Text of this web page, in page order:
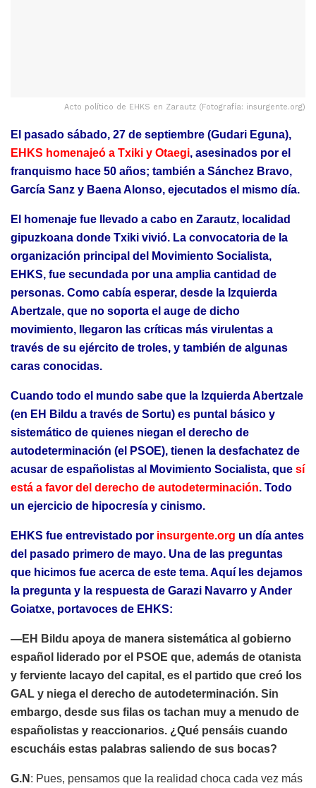
Acto político de EHKS en Zarautz (Fotografía: insurgente.org)
El pasado sábado, 27 de septiembre (Gudari Eguna),
EHKS homenajeó a Txiki y Otaegi, asesinados por el
franquismo hace 50 años; también a Sánchez Bravo,
García Sanz y Baena Alonso, ejecutados el mismo día.
El homenaje fue llevado a cabo en Zarautz, localidad
gipuzkoana donde Txiki vivió. La convocatoria de la
organización principal del Movimiento Socialista,
EHKS, fue secundada por una amplia cantidad de
personas. Como cabía esperar, desde la Izquierda
Abertzale, que no soporta el auge de dicho
movimiento, llegaron las críticas más virulentas a
través de su ejército de troles, y también de algunas
caras conocidas.
Cuando todo el mundo sabe que la Izquierda Abertzale
(en EH Bildu a través de Sortu) es puntal básico y
sistemático de quienes niegan el derecho de
autodeterminación (el PSOE), tienen la desfachatez de
acusar de españolistas al Movimiento Socialista, que sí
está a favor del derecho de autodeterminación. Todo
un ejercicio de hipocresía y cinismo.
EHKS fue entrevistado por insurgente.org un día antes
del pasado primero de mayo. Una de las preguntas
que hicimos fue acerca de este tema. Aquí les dejamos
la pregunta y la respuesta de Garazi Navarro y Ander
Goiatxe, portavoces de EHKS:
—EH Bildu apoya de manera sistemática al gobierno
español liderado por el PSOE que, además de otanista
y ferviente lacayo del capital, es el partido que creó los
GAL y niega el derecho de autodeterminación. Sin
embargo, desde sus filas os tachan muy a menudo de
españolistas y reaccionarios. ¿Qué pensáis cuando
escucháis estas palabras saliendo de sus bocas?
G.N : Pues, pensamos que la realidad choca cada vez más